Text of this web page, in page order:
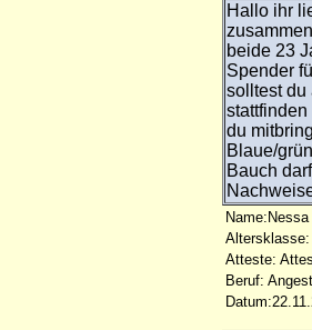
Hallo ihr
beide 23
Spender
solltest du
du
Blaue/
Bauch
Name:Nessa
Altersklasse:
Atteste:
Beruf: